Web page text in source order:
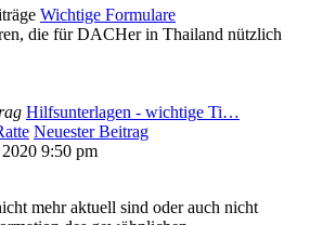
Wichtige Formulare
die für DACHer in Thailand nützlich
Hilfsunterlagen - wichtige Ti…
Neuester Beitrag
9:50 pm
mehr aktuell sind oder auch nicht